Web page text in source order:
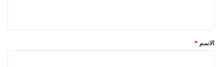
ق
*
الاسم *